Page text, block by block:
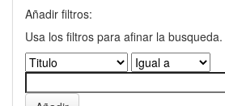
Añadir filtros:
Usa los filtros para afinar la busqueda.